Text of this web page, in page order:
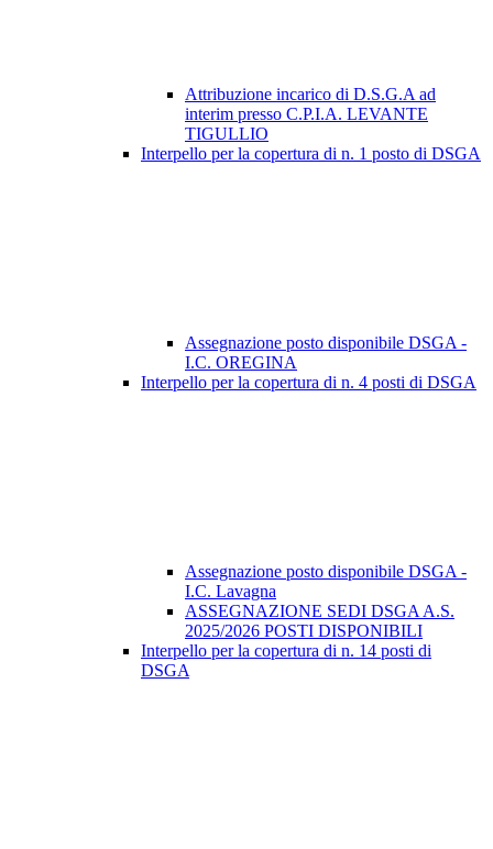
Attribuzione incarico di D.S.G.A ad
interim presso C.P.I.A. LEVANTE
TIGULLIO
Interpello per la copertura di n. 1 posto di DSGA
Assegnazione posto disponibile DSGA -
I.C. OREGINA
Interpello per la copertura di n. 4 posti di DSGA
Assegnazione posto disponibile DSGA -
I.C. Lavagna
ASSEGNAZIONE SEDI DSGA A.S.
2025/2026 POSTI DISPONIBILI
Interpello per la copertura di n. 14 posti di
DSGA